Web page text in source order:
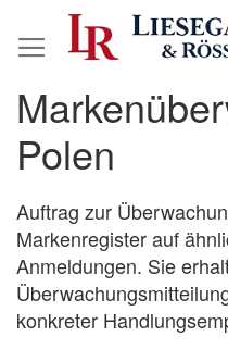
zum
Polen
Auftrag zur
Markenregister auf
Anmeldungen. Sie
konkreter
Zum
Ende
der
Bildergalerie
springen
Zum
Anfang
der
Bildergalerie
springen